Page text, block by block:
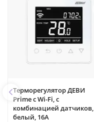
Терморегулятор ДЕВИ
Prime c Wi-Fi, с
комбинацией датчиков,
белый, 16А